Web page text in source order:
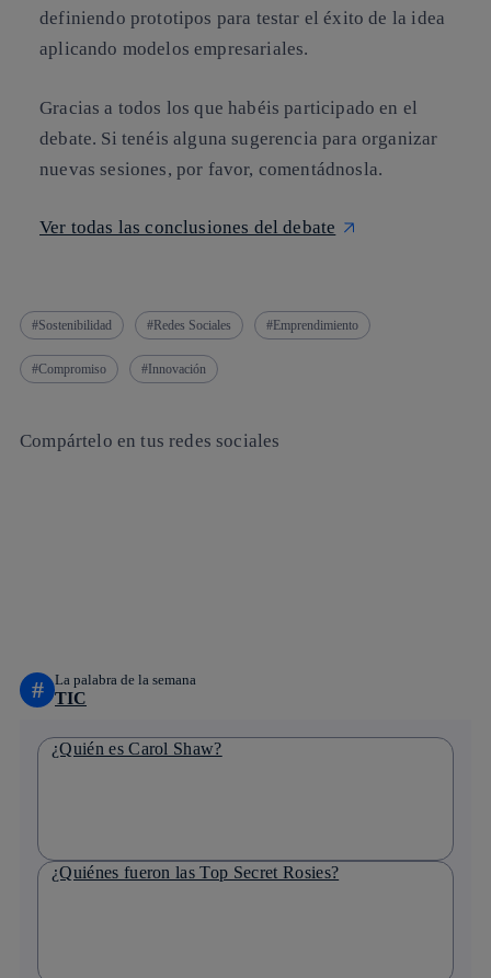
definiendo prototipos para testar el éxito de la idea
aplicando modelos empresariales.
Graciasa todos los que habéis participado en el
debate. Si tenéis alguna sugerencia para organizar
nuevas sesiones, por favor, comentádnosla.
Ver todas las conclusiones del debate
Sostenibilidad Redes Sociales Emprendimiento
Compromiso Innovación
Compártelo en tus redes sociales
# La palabra de la semana
TIC
¿Quién es Carol Shaw?
¿Quiénes fueron las Top Secret Rosies?